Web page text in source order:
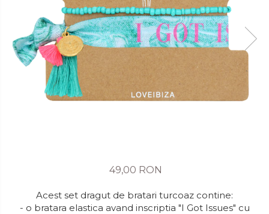
49,00 RON
Acest set dragut de bratari turcoaz contine:
- o bratara elastica avand inscriptia "I Got Issues" cu